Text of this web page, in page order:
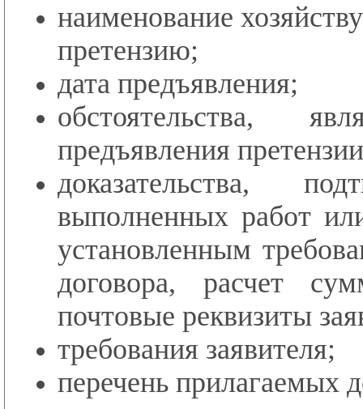
наименование
претензию;
дата предъявления;
обстоятельства,
предъявления
доказательства,
выполненных работ
установленным
договора, расчет
почтовые реквизиты
требования заявителя;
перечень прилагаемых